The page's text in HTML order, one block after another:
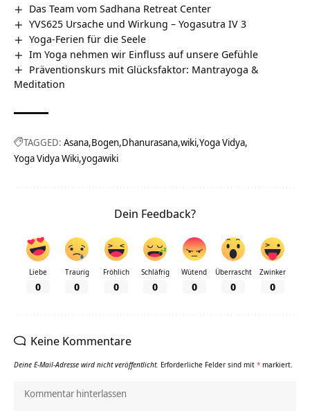
Das Team vom Sadhana Retreat Center
YVS625 Ursache und Wirkung – Yogasutra IV 3
Yoga-Ferien für die Seele
Im Yoga nehmen wir Einfluss auf unsere Gefühle
Präventionskurs mit Glücksfaktor: Mantrayoga &
Meditation
TAGGED: Asana Bogen Dhanurasana wiki Yoga Vidya
Yoga Vidya Wiki yogawiki
Dein Feedback?
Liebe
0
Traurig
0
Fröhlich
0
Schläfrig
0
Wütend
0
Überrascht
0
Zwinker
0
Keine Kommentare
Deine E-Mail-Adresse wird nicht veröffentlicht. Erforderliche Felder sind mit * markiert.